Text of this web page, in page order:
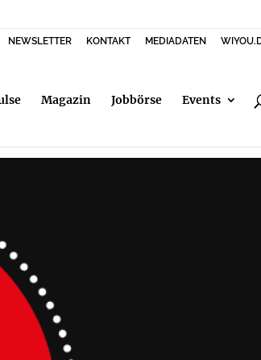
NEWSLETTER KONTAKT MEDIADATEN
Magazin Jobbörse Events